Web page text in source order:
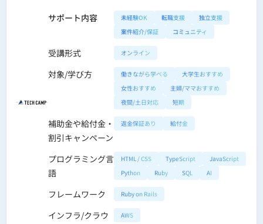
サポート内容 未経験OK 転職支援
独立支援
案件紹介/保証
コミュニティ
受講形式 オンライン
対象/学び方 働きながら学べる
大学生おすすめ
女性おすすめ
主婦/ママおすすめ
夜間/土日対応
短期
補助金や給付金・
割引キャンペーン
返金保証あり 給付金
プログラミング言
語
HTML / CSS TypeScript
JavaScript
Python
Ruby SQL AI
フレームワーク Ruby on Rails
インフラ/クラウ
AWS